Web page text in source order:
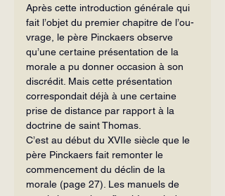
Après cette introduction générale qui
fait l’objet du premier chapitre de l’ou­
vrage, le père Pinckaers observe
qu’une certaine présentation de la
morale a pu donner occasion à son
discrédit. Mais cette présentation
correspondait déjà à une certaine
prise de distance par rapport à la
doctrine de saint Thomas.
C’est au début du XVIIe siècle que le
père Pinckaers fait remonter le
commen­cement du déclin de la
morale (page 27). Les manuels de